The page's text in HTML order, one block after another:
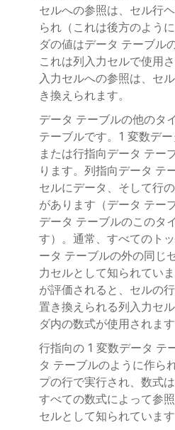
セルへの参照は、セル行
られ（これは後方のよう
ダの値はデータ テーブル
これは列入力セルで使用
入力セルへの参照は、セ
き換えられます。
データ テーブルの他のタ
テーブルです。1 変数デ
または行指向データ テー
ります。列指向データ テ
セルにデータ、そして行
があります（データ テー
データ テーブルのこのタ
す）。通常、すべてのト
ータ テーブルの外の同じ
力セルとして知られてい
が評価されると、セルの
置き換えられる列入力セ
ダ内の数式が使用されます
行指向の 1 変数データ テ
タ テーブルのように作ら
プの行で実行され、数式
すべての数式によって参
セルとして知られています